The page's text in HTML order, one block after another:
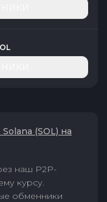
(SOL) на
наш P2P-
курсу.
обменники